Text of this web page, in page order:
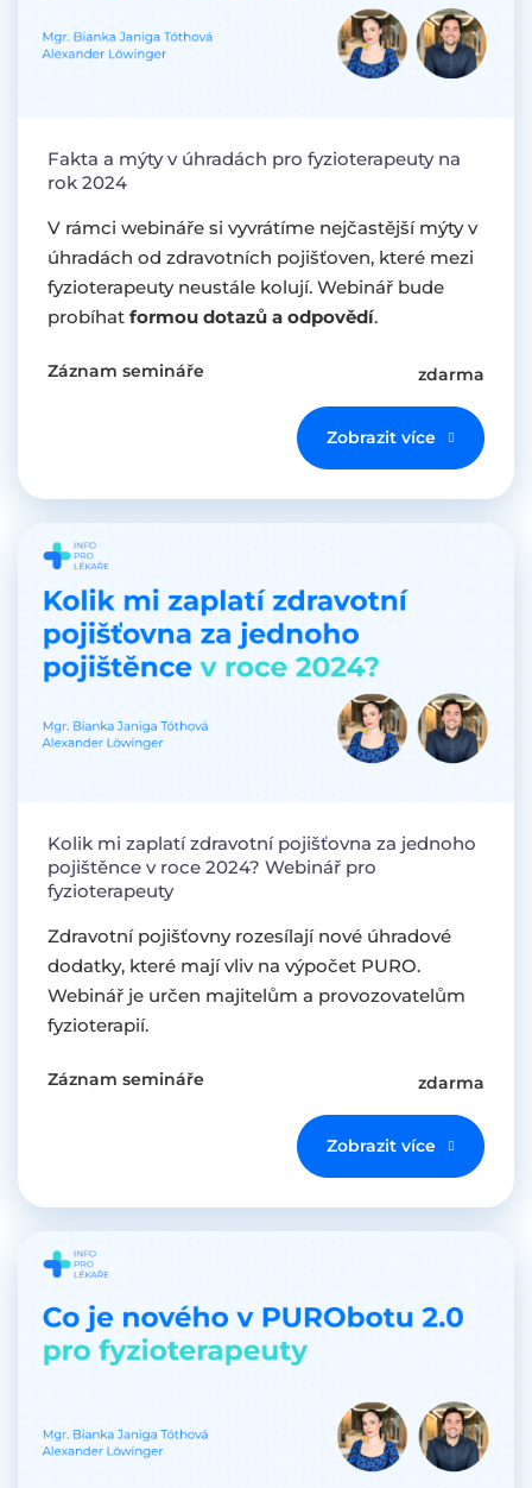
Fakta a mýty v úhradách pro fyzioterapeuty na
rok 2024
V rámci webináře si vyvrátíme nejčastější mýty v
úhradách od zdravotních pojišťoven, které mezi
fyzioterapeuty neustále kolují. Webinář bude
probíhat formou dotazů a odpovědí.
Záznam semináře zdarma
Zobrazit více
Kolik mi zaplatí zdravotní pojišťovna za jednoho
pojištěnce v roce 2024? Webinář pro
fyzioterapeuty
Zdravotní pojišťovny rozesílají nové úhradové
dodatky, které mají vliv na výpočet PURO.
Webinář je určen majitelům a provozovatelům
fyzioterapií.
Záznam semináře zdarma
Zobrazit více